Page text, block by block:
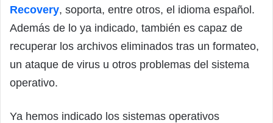
Recovery, soporta, entre otros, el idioma español.
Además de lo ya indicado, también es capaz de
recuperar los archivos eliminados tras un formateo,
un ataque de virus u otros problemas del sistema
operativo.
Ya hemos indicado los sistemas operativos